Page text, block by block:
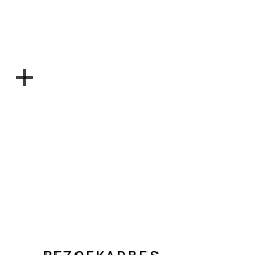
apparaten die u gebruikt,